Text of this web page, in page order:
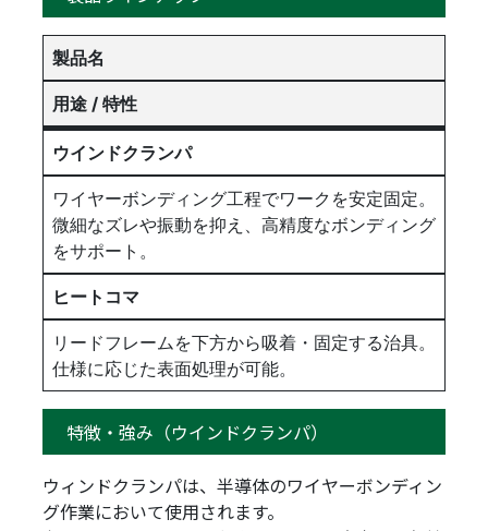
製品名
用途 / 特性
ウインドクランパ
ワイヤーボンディング工程でワークを安定固定。
微細なズレや振動を抑え、高精度なボンディング
をサポート。
ヒートコマ
リードフレームを下方から吸着・固定する治具。
仕様に応じた表面処理が可能。
特徴・強み（ウインドクランパ）
ウィンドクランパは、半導体のワイヤーボンディン
グ作業において使用されます。